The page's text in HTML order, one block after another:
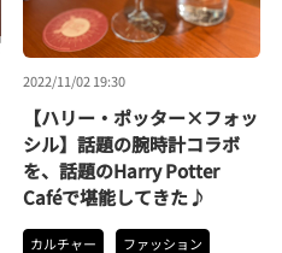
2022/11/02 19:30
【ハリー・ポッター×フォッ
シル】話題の腕時計コラボ
を、話題のHarry Potter
Caféで堪能してきた♪
カルチャー ファッション